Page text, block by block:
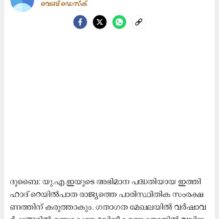
വെബ് ഡെസ്ക്
ദു​ബൈ: യു.​എ.​ഇ​യു​ടെ അ​ഭി​മാ​ന പ​ദ്ധ​തി​യാ​യ ഇ​ത്തി​
ഹാ​ദ്​ റെ​യി​ൽ​പാ​ത രാ​ജ്യ​ത്തെ പാ​രി​സ്ഥി​തി​ക സം​ര​ക്ഷ​
ണ​ത്തി​ന്​ ക​രു​ത്താ​കും. ഗ​താ​ഗ​ത മേ​ഖ​ല​യി​ൽ വ​ർ​ഷാ​വ​